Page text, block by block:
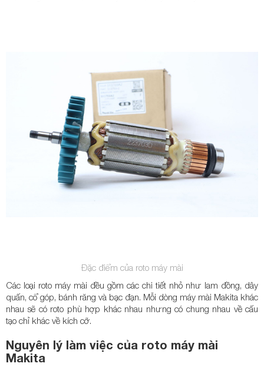
Đặc điểm của roto máy mài
Các loại roto máy mài đều gồm các chi tiết nhỏ như lam đồng, dây
quấn, cổ góp, bánh răng và bạc đạn. Mỗi dòng máy mài Makita khác
nhau sẽ có roto phù hợp khác nhau nhưng có chung nhau về cấu
tạo chỉ khác về kích cỡ.
Nguyên lý làm việc của roto máy mài
Makita